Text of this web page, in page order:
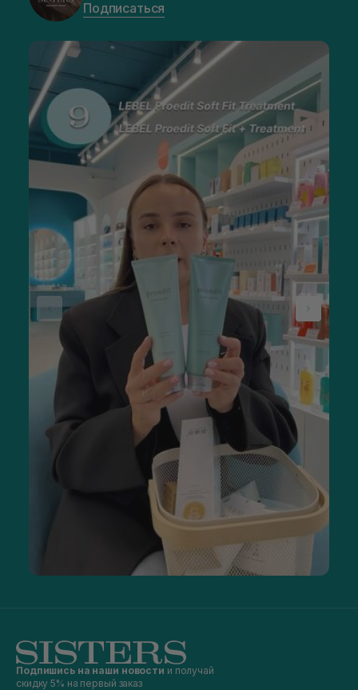
Подписаться
Подпишись на наши новости и получай
скидку 5% на первый заказ